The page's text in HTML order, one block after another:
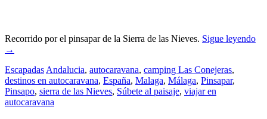
Recorrido por el pinsapar de la Sierra de las Nieves. Sigue leyendo
→
Escapadas Andalucia, autocaravana, camping Las Conejeras,
destinos en autocaravana, España, Malaga, Málaga, Pinsapar,
Pinsapo, sierra de las Nieves, Súbete al paisaje, viajar en
autocaravana